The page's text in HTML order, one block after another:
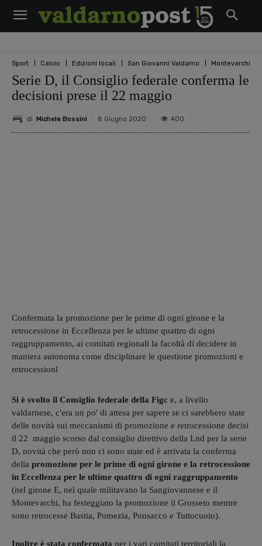
Sport Calcio Edizioni locali San Giovanni Valdarno Montevarchi
Serie D, il Consiglio federale conferma le
decisioni prese il 22 maggio
di Michele Bossini 8 Giugno 2020 400
Confermata la promozione per le prime di ogni girone e la
retrocessione in Eccellenza per le ultime quattro di ogni
raggruppamento, ai comitati regionali la facoltà di decidere in
maniera autonoma come disciplinare le questione promozioni e
retrocessionl
Si è svolto il Consiglio federale della Figc e, a livello
valdarnese, c'era un po' di attesa per sapere se ci sarebbero state
delle novità sui meccanismi di promozione e retrocessione decisi
il 22 maggio scorso dal consiglio direttivo della Lnd per la serie
D, novità che però non ci sono state ed è arrivata la conferma
della promozione per le prime di ogni girone e la retrocessione
in Eccellenza per le ultime quattro di ogni raggruppamento
(nel girone E, nel quale militavano la Sangiovannese e il
Montevarchi, ha festeggiato la promozione il Grosseto mentre
sono retrocesse Bastia, Pomezia, Ponsacco e Tuttocuoio).
Inoltre è stata confermata per i vari comitati territoriali la